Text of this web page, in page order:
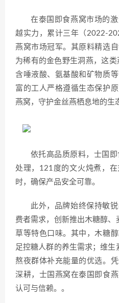
在泰国即食燕窝市场的
越实力，累计三年（2022-
燕窝市场冠军。其原料精选
为稀有的金色野生洞燕，这
含唾液酸、氨基酸和矿物质
富的工人严格遵循生态保护
燕窝，守护金丝燕栖息地的生
依托高品质原料，士国
处理，121度的文火炖煮，
时，确保产品安全可靠。
此外，品牌始终保持敏
费者需求，创新推出木糖醇
草等特色口味。其中，木糖
足控糖人群的养生需求；维
熬夜群体补充能量的优选。
深耕，士国燕窝在泰国即食
认可与信赖。。